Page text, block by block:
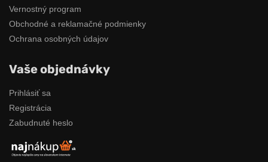
Vernostný program
Obchodné a reklamačné podmienky
Ochrana osobných údajov
Vaše objednávky
Prihlásiť sa
Registrácia
Zabudnuté heslo